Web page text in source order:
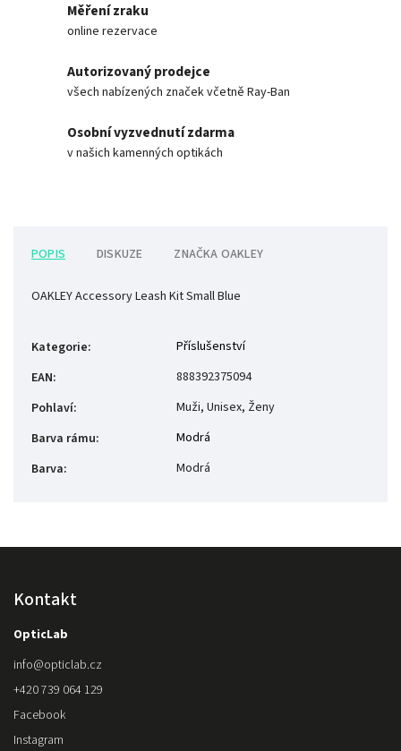
Měření zraku
online rezervace
Autorizovaný prodejce
všech nabízených značek včetně Ray-Ban
Osobní vyzvednutí zdarma
v našich kamenných optikách
POPIS DISKUZE ZNAČKA OAKLEY
OAKLEY Accessory Leash Kit Small Blue
Kategorie:
Příslušenství
EAN:
888392375094
Pohlaví:
Muži, Unisex, Ženy
Barva rámu:
Modrá
Barva: Modrá
Kontakt
OpticLab
info@opticlab.cz
+420 739 064 129
Facebook
Instagram